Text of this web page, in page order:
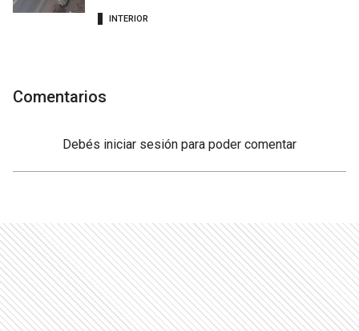
INTERIOR
Comentarios
Debés iniciar sesión para poder comentar